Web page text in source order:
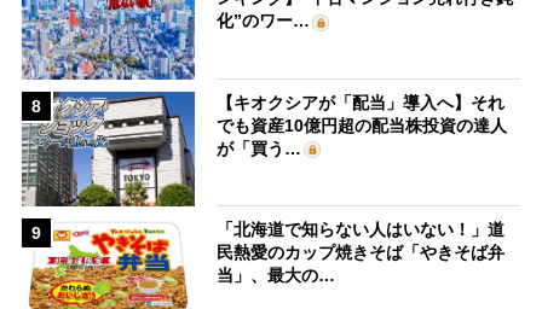
化”のワー…
8
【キオクシアが「配当」導入へ】それ
でも資産10億円超の配当株投資の達人
が「買う…
9
「北海道で知らない人はいない！」道
民熱愛のカップ焼きそば「やきそば弁
当」、最大の…